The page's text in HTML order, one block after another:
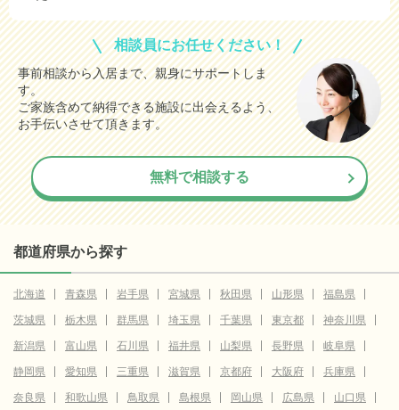
相談員にお任せください！
事前相談から入居まで、親身にサポートしま
す。
ご家族含めて納得できる施設に出会えるよう、
お手伝いさせて頂きます。
無料で相談する
都道府県から探す
北海道 青森県 岩手県 宮城県 秋田県 山形県
福島県
茨城県
栃木県 群馬県 埼玉県 千葉県 東京都
神奈川県
新潟県
富山県 石川県 福井県 山梨県 長野県
岐阜県
静岡県
愛知県 三重県 滋賀県 京都府 大阪府
兵庫県
奈良県
和歌山県 鳥取県 島根県 岡山県 広島県
山口県